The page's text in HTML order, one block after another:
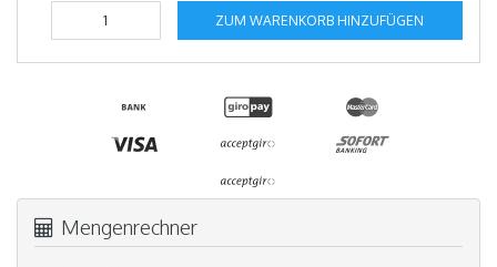
ZUM WARENKORB HINZUFÜGEN
Mengenrechner